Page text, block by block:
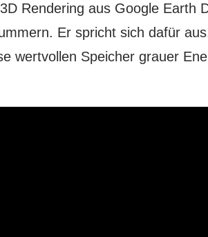
Rendering aus Google Earth
Er spricht sich dafür
wertvollen Speicher grauer